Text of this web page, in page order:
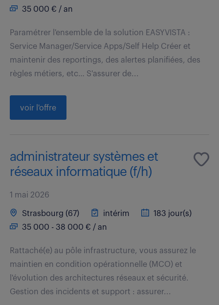
35 000 € / an
Paramétrer l'ensemble de la solution EASYVISTA :
Service Manager/Service Apps/Self Help Créer et
maintenir des reportings, des alertes planifiées, des
règles métiers, etc… S'assurer de...
voir l'offre
administrateur systèmes et
réseaux informatique (f/h)
1 mai 2026
Strasbourg (67) intérim
183 jour(s)
35 000 - 38 000 € / an
Rattaché(e) au pôle infrastructure, vous assurez le
maintien en condition opérationnelle (MCO) et
l'évolution des architectures réseaux et sécurité.
Gestion des incidents et support : assurer...